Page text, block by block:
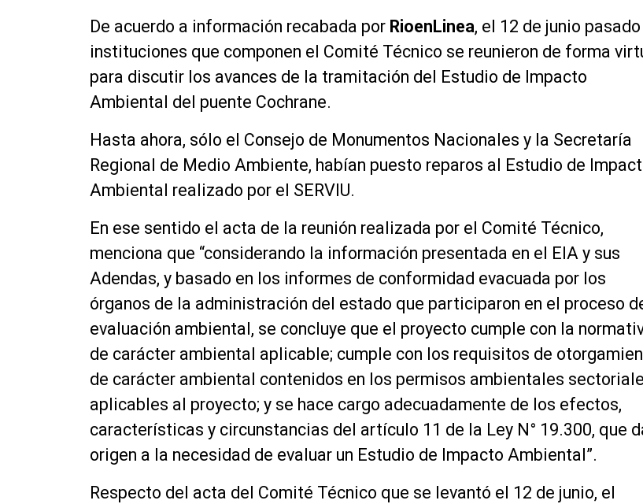
De acuerdo a información recabada por RioenLinea, el 12 de junio
instituciones que componen el Comité Técnico se reunieron de forma
para discutir los avances de la tramitación del Estudio de Impacto
Ambiental del puente Cochrane.
Hasta ahora, sólo el Consejo de Monumentos Nacionales y la Secretaría
Regional de Medio Ambiente, habían puesto reparos al Estudio de
Ambiental realizado por el SERVIU.
En ese sentido el acta de la reunión realizada por el Comité Técnico,
menciona que “considerando la información presentada en el EIA y sus
Adendas, y basado en los informes de conformidad evacuada por los
órganos de la administración del estado que participaron en el proceso
evaluación ambiental, se concluye que el proyecto cumple con la
de carácter ambiental aplicable; cumple con los requisitos de
de carácter ambiental contenidos en los permisos ambientales
aplicables al proyecto; y se hace cargo adecuadamente de los efectos,
características y circunstancias del artículo 11 de la Ley N° 19.300, que
origen a la necesidad de evaluar un Estudio de Impacto Ambiental”.
Respecto del acta del Comité Técnico que se levantó el 12 de junio, el